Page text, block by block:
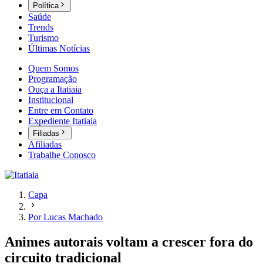
Política
Saúde
Trends
Turismo
Últimas Notícias
Quem Somos
Programação
Ouça a Itatiaia
Institucional
Entre em Contato
Expediente Itatiaia
Filiadas
Afiliadas
Trabalhe Conosco
Capa
Por Lucas Machado
Animes autorais voltam a crescer fora do
circuito tradicional